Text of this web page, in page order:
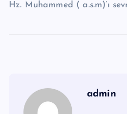
Hz. Muhammed ( a.s.m)’ı
admin